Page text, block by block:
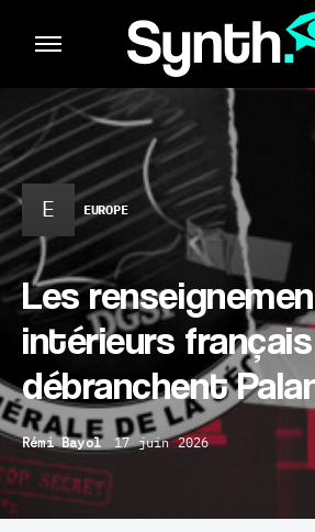
E EUROPE
Les
intérieurs français
débranchent
Rémi Bayol 17 juin 2026